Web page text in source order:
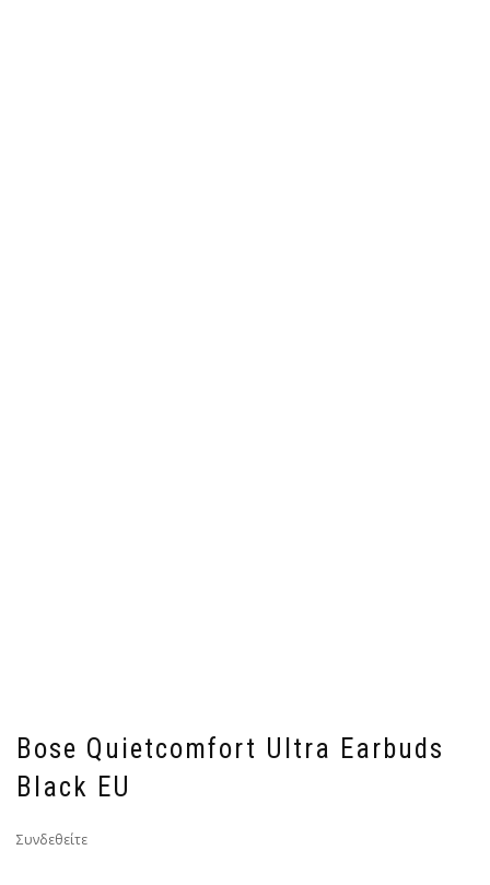
Bose Quietcomfort Ultra Earbuds
Black EU
Συνδεθείτε